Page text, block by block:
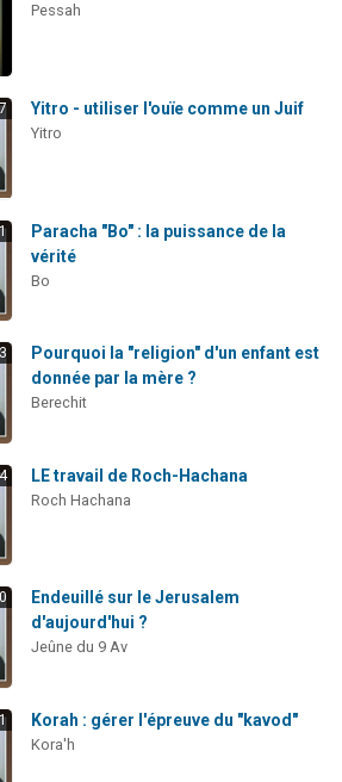
Pessah
Yitro - utiliser l'ouïe comme un Juif
Yitro
Paracha "Bo" : la puissance de la
vérité
Bo
Pourquoi la "religion" d'un enfant est
donnée par la mère ?
Berechit
LE travail de Roch-Hachana
Roch Hachana
Endeuillé sur le Jerusalem
d'aujourd'hui ?
Jeûne du 9 Av
Korah : gérer l'épreuve du "kavod"
Kora'h